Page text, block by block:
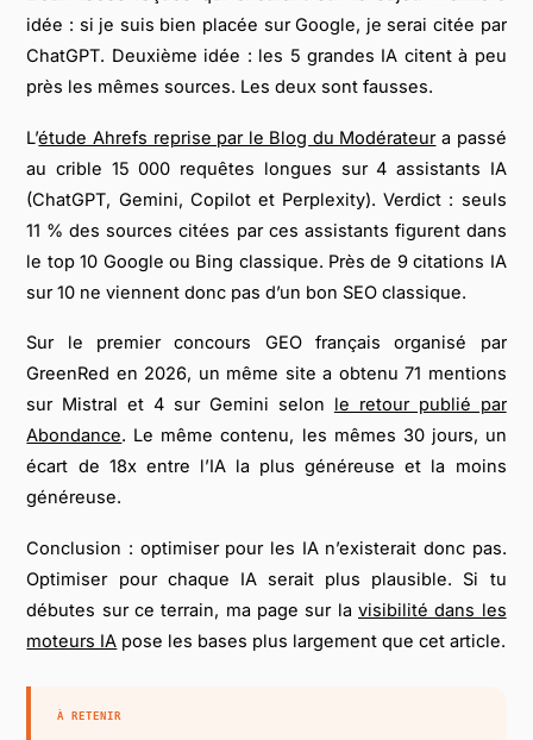
idée : si je suis bien placée sur Google, je serai citée par
ChatGPT. Deuxième idée : les 5 grandes IA citent à peu
près les mêmes sources. Les deux sont fausses.
L’étude Ahrefs reprise par le Blog du Modérateura passé
au crible 15 000 requêtes longues sur 4 assistants IA
(ChatGPT, Gemini, Copilot et Perplexity). Verdict : seuls
11 % des sources citées par ces assistants figurent dans
le top 10 Google ou Bing classique. Près de 9 citations IA
sur 10 ne viennent donc pas d’un bon SEO classique.
Sur le premier concours GEO français organisé par
GreenRed en 2026, un même site a obtenu 71 mentions
sur Mistral et 4 sur Gemini selon le retour publié par
Abondance. Le même contenu, les mêmes 30 jours, un
écart de 18x entre l’IA la plus généreuse et la moins
généreuse.
Conclusion : optimiser pour les IA n’existerait donc pas.
Optimiser pour chaque IA serait plus plausible. Si tu
débutes sur ce terrain, ma page sur la visibilité dans les
moteurs IA pose les bases plus largement que cet article.
À RETENIR